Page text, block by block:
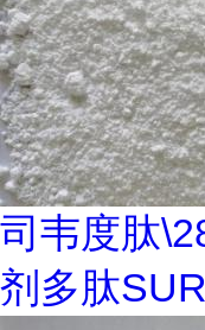
司韦度肽
剂多肽